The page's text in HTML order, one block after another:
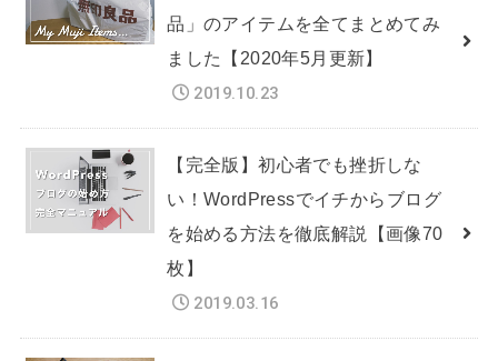
品」のアイテムを全てまとめてみ
ました【2020年5月更新】
2019.10.23
【完全版】初心者でも挫折しな
い！WordPressでイチからブログ
を始める方法を徹底解説【画像70
枚】
2019.03.16